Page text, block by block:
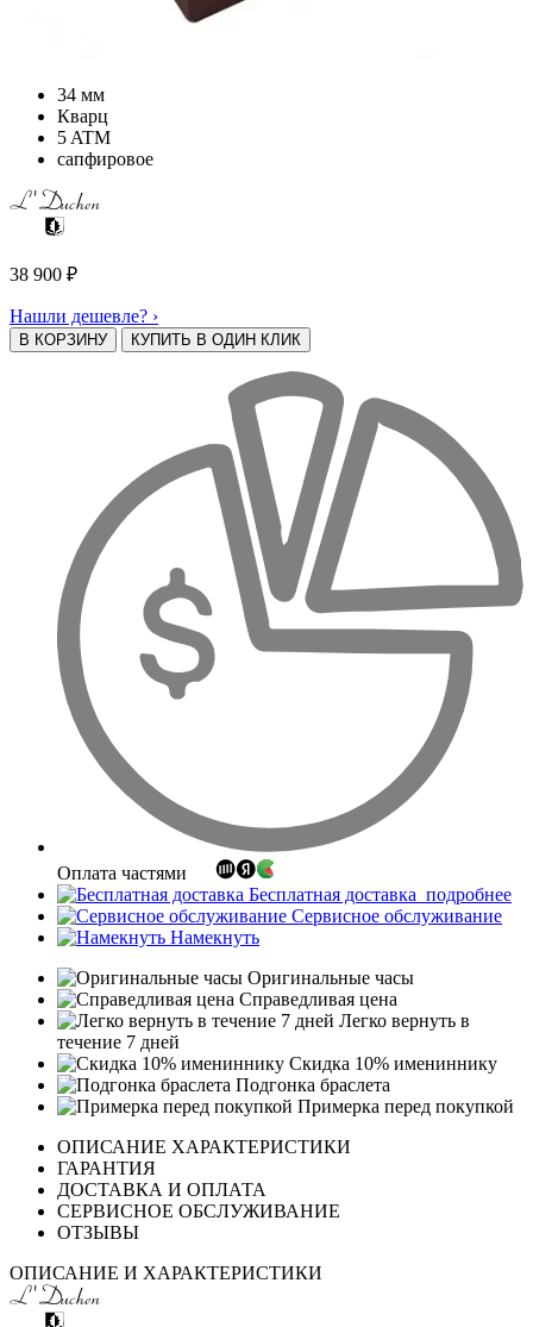
34 мм
Кварц
5 ATM
сапфировое
38 900 ₽
Нашли дешевле? ›
В КОРЗИНУ КУПИТЬ В ОДИН КЛИК
Оплата частями
Бесплатная доставка подробнее
Сервисное обслуживание
Намекнуть
Оригинальные часы
Справедливая цена
Легко вернуть в
течение 7 дней
Скидка 10% имениннику
Подгонка браслета
Примерка перед покупкой
ОПИСАНИЕ ХАРАКТЕРИСТИКИ
ГАРАНТИЯ
ДОСТАВКА И ОПЛАТА
СЕРВИСНОЕ ОБСЛУЖИВАНИЕ
ОТЗЫВЫ
ОПИСАНИЕ И ХАРАКТЕРИСТИКИ